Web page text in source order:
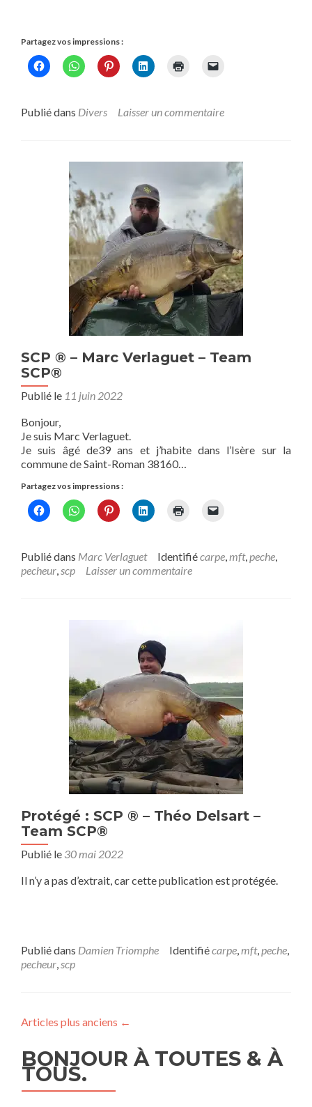
Partagez vos impressions :
Publié dans Divers Laisser un commentaire
SCP ® – Marc Verlaguet – Team
SCP®
Publié le 11 juin 2022
Bonjour,
Je suis Marc Verlaguet.
Je suis âgé de39 ans et j’habite dans l’Isère sur la
commune de Saint-Roman 38160…
Partagez vos impressions :
Publié dans Marc Verlaguet Identifiécarpe,mft,peche,
pecheur,scp Laisser un commentaire
Protégé : SCP ® – Théo Delsart –
Team SCP®
Publié le 30 mai 2022
Il n’y a pas d’extrait, car cette publication est protégée.
Publié dans Damien Triomphe Identifiécarpe,mft,peche,
pecheur,scp
Articles plus anciens ←
BONJOUR À TOUTES & À
TOUS.